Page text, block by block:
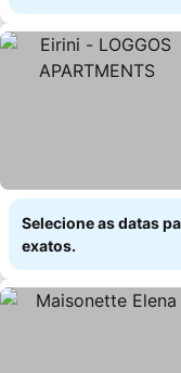
Selecione as datas
exatos.